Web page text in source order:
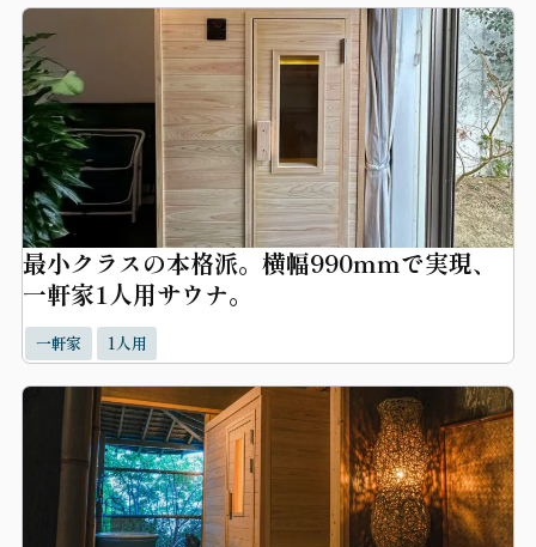
最小クラスの本格派。横幅990mmで実現、
一軒家1人用サウナ。
一軒家 1人用